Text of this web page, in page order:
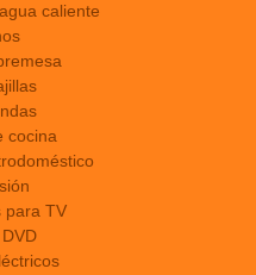
caliente
cocina
para TV